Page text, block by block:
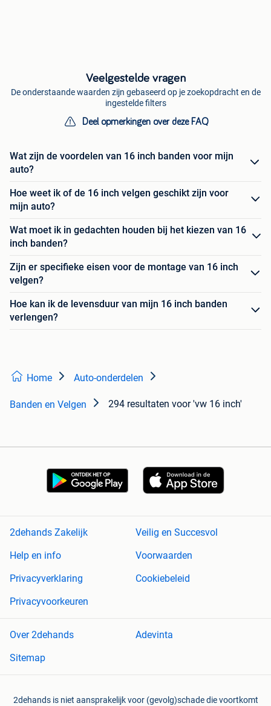
Veelgestelde vragen
De onderstaande waarden zijn gebaseerd op je zoekopdracht en de
ingestelde filters
Deel opmerkingen over deze FAQ
Wat zijn de voordelen van 16 inch banden voor mijn
auto?
Hoe weet ik of de 16 inch velgen geschikt zijn voor
mijn auto?
Wat moet ik in gedachten houden bij het kiezen van 16
inch banden?
Zijn er specifieke eisen voor de montage van 16 inch
velgen?
Hoe kan ik de levensduur van mijn 16 inch banden
verlengen?
Home Auto-onderdelen
Banden en Velgen 294 resultaten voor 'vw 16 inch'
2dehands Zakelijk
Veilig en Succesvol
Help en info
Voorwaarden
Privacyverklaring
Cookiebeleid
Privacyvoorkeuren
Over 2dehands
Adevinta
Sitemap
2dehands is niet aansprakelijk voor (gevolg)schade die voortkomt